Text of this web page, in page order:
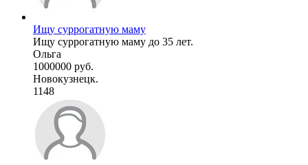
Ищу суррогатную маму
Ищу суррогатную маму до 35 лет.
Ольга
1000000 руб.
Новокузнецк.
1148